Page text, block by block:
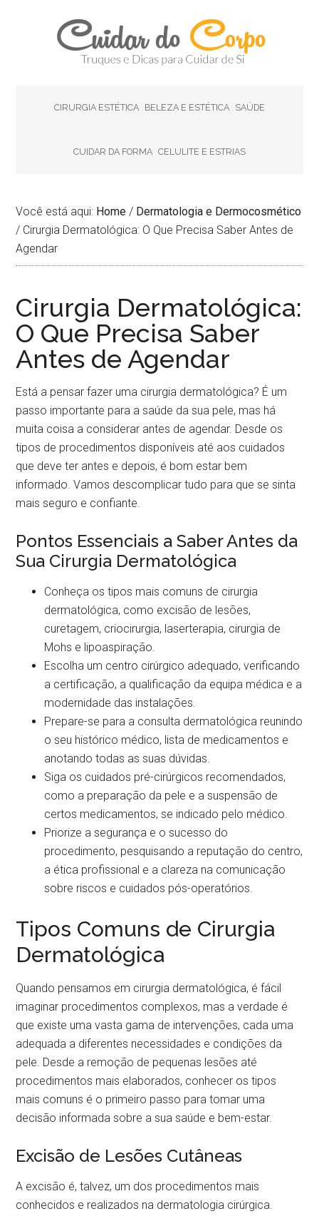
CIRURGIA ESTÉTICA BELEZA E ESTÉTICA SAÚDE
CUIDAR DA FORMA CELULITE E ESTRIAS
Você está aqui: Home / Dermatologia e Dermocosmético
/ Cirurgia Dermatológica: O Que Precisa Saber Antes de
Agendar
Cirurgia Dermatológica:
O Que Precisa Saber
Antes de Agendar
Está a pensar fazer uma cirurgia dermatológica? É um
passo importante para a saúde da sua pele, mas há
muita coisa a considerar antes de agendar. Desde os
tipos de procedimentos disponíveis até aos cuidados
que deve ter antes e depois, é bom estar bem
informado. Vamos descomplicar tudo para que se sinta
mais seguro e confiante.
Pontos Essenciais a Saber Antes da
Sua Cirurgia Dermatológica
Conheça os tipos mais comuns de cirurgia
dermatológica, como excisão de lesões,
curetagem, criocirurgia, laserterapia, cirurgia de
Mohs e lipoaspiração.
Escolha um centro cirúrgico adequado, verificando
a certificação, a qualificação da equipa médica e a
modernidade das instalações.
Prepare-se para a consulta dermatológica reunindo
o seu histórico médico, lista de medicamentos e
anotando todas as suas dúvidas.
Siga os cuidados pré-cirúrgicos recomendados,
como a preparação da pele e a suspensão de
certos medicamentos, se indicado pelo médico.
Priorize a segurança e o sucesso do
procedimento, pesquisando a reputação do centro,
a ética profissional e a clareza na comunicação
sobre riscos e cuidados pós-operatórios.
Tipos Comuns de Cirurgia
Dermatológica
Quando pensamos em cirurgia dermatológica, é fácil
imaginar procedimentos complexos, mas a verdade é
que existe uma vasta gama de intervenções, cada uma
adequada a diferentes necessidades e condições da
pele. Desde a remoção de pequenas lesões até
procedimentos mais elaborados, conhecer os tipos
mais comuns é o primeiro passo para tomar uma
decisão informada sobre a sua saúde e bem-estar.
Excisão de Lesões Cutâneas
A excisão é, talvez, um dos procedimentos mais
conhecidos e realizados na dermatologia cirúrgica.